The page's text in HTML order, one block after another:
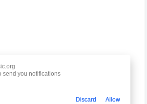
send you notifications
Discard Allow